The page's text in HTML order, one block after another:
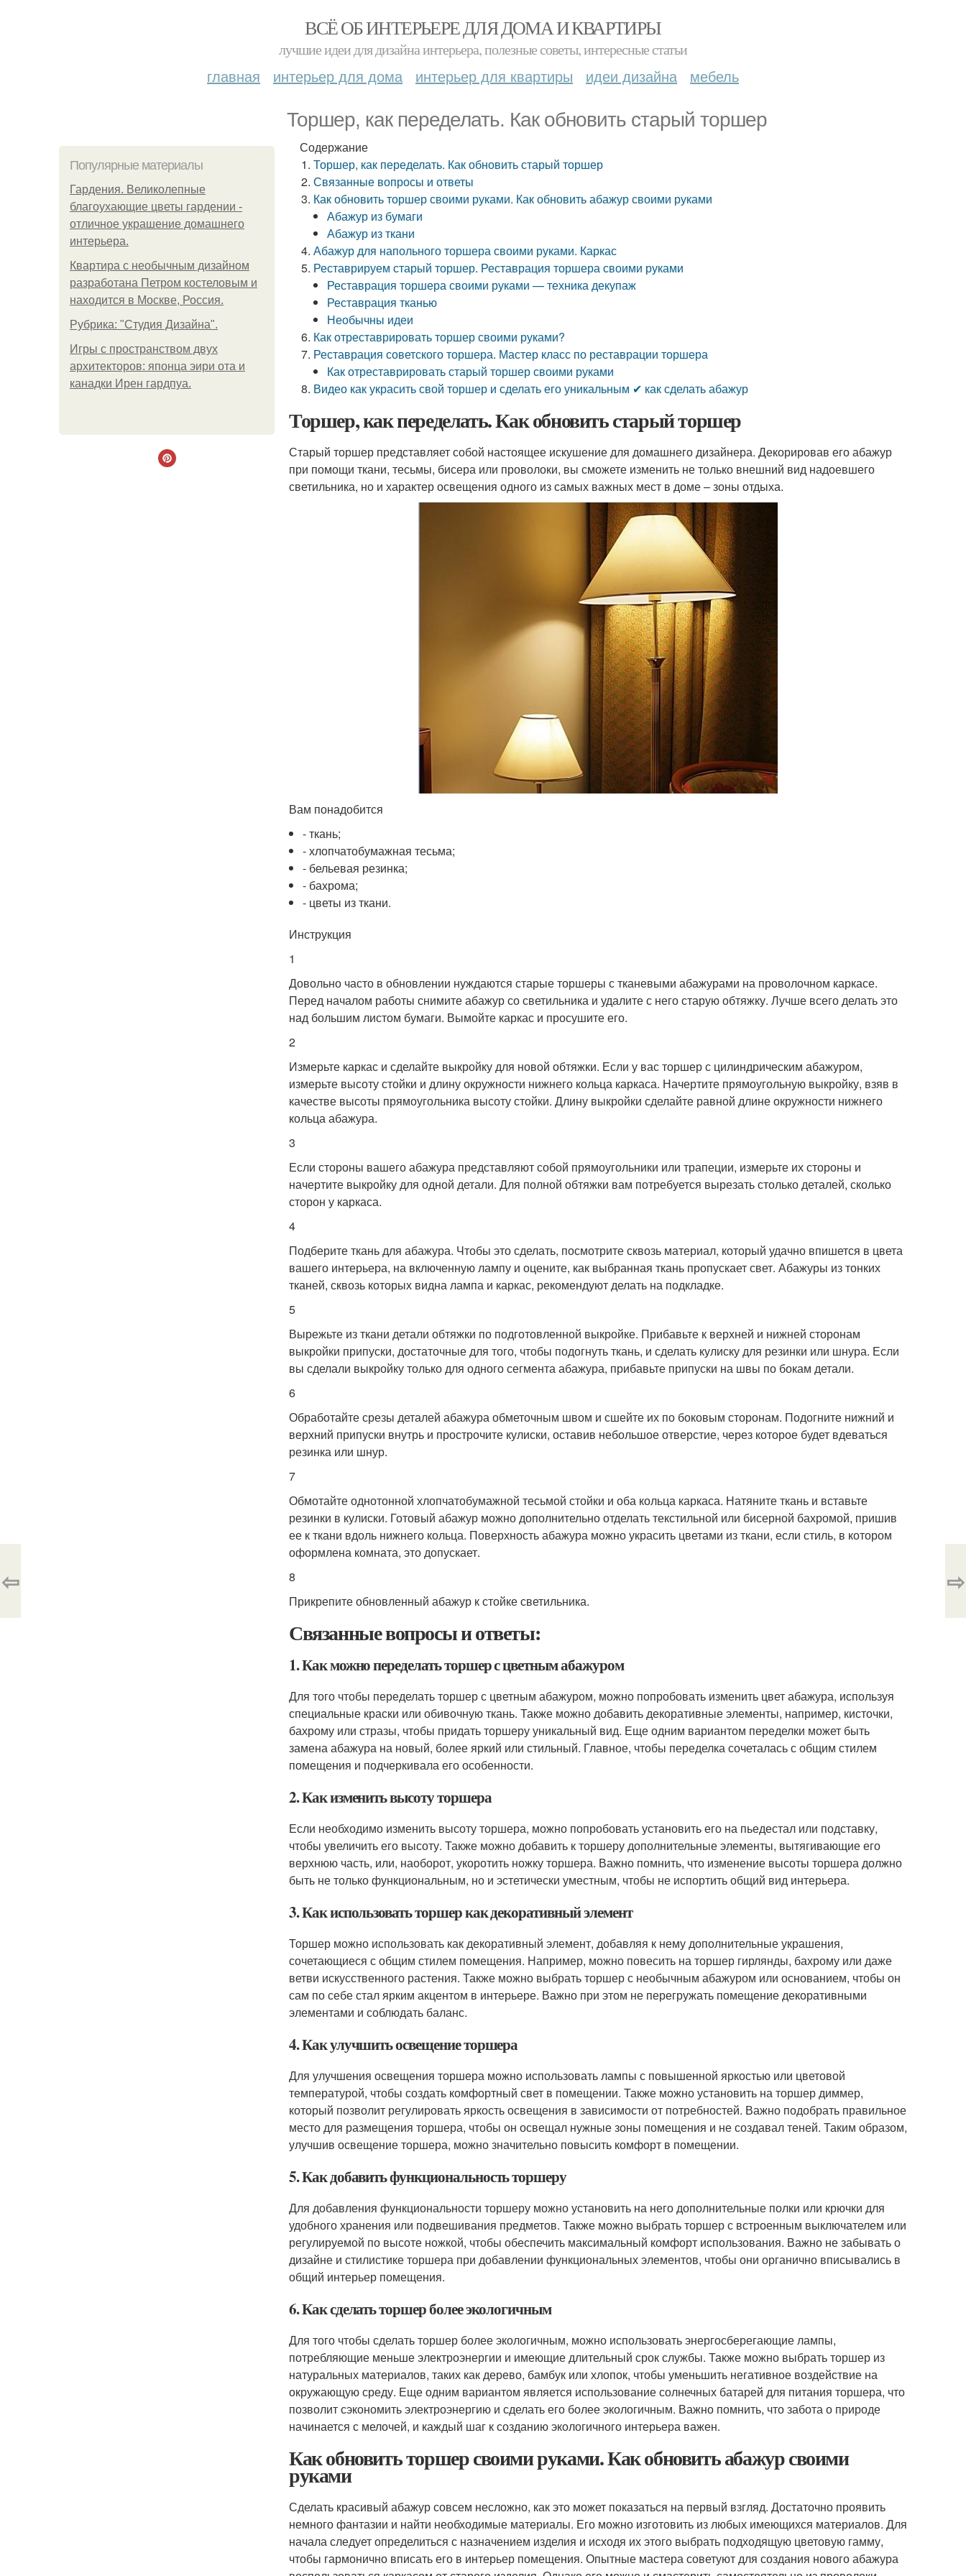
ВСЁ ОБ ИНТЕРЬЕРЕ ДЛЯ ДОМА И КВАРТИРЫ
лучшие идеи для дизайна интерьера, полезные советы, интересные статьи
главная интерьер для дома интерьер для квартиры идеи дизайна мебель
Торшер, как переделать. Как обновить старый торшер
Популярные материалы
Гардения. Великолепные
благоухающие цветы гардении -
отличное украшение домашнего
интерьера.
Квартира с необычным дизайном
разработана Петром костеловым и
находится в Москве, Россия.
Рубрика: "Студия Дизайна".
Игры с пространством двух
архитекторов: японца эири ота и
канадки Ирен гардпуа.
Содержание
Торшер, как переделать. Как обновить старый торшер
Связанные вопросы и ответы
Как обновить торшер своими руками. Как обновить абажур своими руками
Абажур из бумаги
Абажур из ткани
Абажур для напольного торшера своими руками. Каркас
Реставрируем старый торшер. Реставрация торшера своими руками
Реставрация торшера своими руками — техника декупаж
Реставрация тканью
Необычны идеи
Как отреставрировать торшер своими руками?
Реставрация советского торшера. Мастер класс по реставрации торшера
Как отреставрировать старый торшер своими руками
Видео как украсить свой торшер и сделать его уникальным ✔ как сделать абажур
Торшер, как переделать. Как обновить старый торшер
Старый торшер представляет собой настоящее искушение для домашнего дизайнера. Декорировав его абажур
при помощи ткани, тесьмы, бисера или проволоки, вы сможете изменить не только внешний вид надоевшего
светильника, но и характер освещения одного из самых важных мест в доме – зоны отдыха.
Вам понадобится
- ткань;
- хлопчатобумажная тесьма;
- бельевая резинка;
- бахрома;
- цветы из ткани.
Инструкция
1
Довольно часто в обновлении нуждаются старые торшеры с тканевыми абажурами на проволочном каркасе.
Перед началом работы снимите абажур со светильника и удалите с него старую обтяжку. Лучше всего делать это
над большим листом бумаги. Вымойте каркас и просушите его.
2
Измерьте каркас и сделайте выкройку для новой обтяжки. Если у вас торшер с цилиндрическим абажуром,
измерьте высоту стойки и длину окружности нижнего кольца каркаса. Начертите прямоугольную выкройку, взяв в
качестве высоты прямоугольника высоту стойки. Длину выкройки сделайте равной длине окружности нижнего
кольца абажура.
3
Если стороны вашего абажура представляют собой прямоугольники или трапеции, измерьте их стороны и
начертите выкройку для одной детали. Для полной обтяжки вам потребуется вырезать столько деталей, сколько
сторон у каркаса.
4
Подберите ткань для абажура. Чтобы это сделать, посмотрите сквозь материал, который удачно впишется в цвета
вашего интерьера, на включенную лампу и оцените, как выбранная ткань пропускает свет. Абажуры из тонких
тканей, сквозь которых видна лампа и каркас, рекомендуют делать на подкладке.
5
Вырежьте из ткани детали обтяжки по подготовленной выкройке. Прибавьте к верхней и нижней сторонам
выкройки припуски, достаточные для того, чтобы подогнуть ткань, и сделать кулиску для резинки или шнура. Если
вы сделали выкройку только для одного сегмента абажура, прибавьте припуски на швы по бокам детали.
6
Обработайте срезы деталей абажура обметочным швом и сшейте их по боковым сторонам. Подогните нижний и
верхний припуски внутрь и прострочите кулиски, оставив небольшое отверстие, через которое будет вдеваться
резинка или шнур.
7
Обмотайте однотонной хлопчатобумажной тесьмой стойки и оба кольца каркаса. Натяните ткань и вставьте
резинки в кулиски. Готовый абажур можно дополнительно отделать текстильной или бисерной бахромой, пришив
ее к ткани вдоль нижнего кольца. Поверхность абажура можно украсить цветами из ткани, если стиль, в котором
оформлена комната, это допускает.
8
Прикрепите обновленный абажур к стойке светильника.
Связанные вопросы и ответы:
1. Как можно переделать торшер с цветным абажуром
Для того чтобы переделать торшер с цветным абажуром, можно попробовать изменить цвет абажура, используя
специальные краски или обивочную ткань. Также можно добавить декоративные элементы, например, кисточки,
бахрому или стразы, чтобы придать торшеру уникальный вид. Еще одним вариантом переделки может быть
замена абажура на новый, более яркий или стильный. Главное, чтобы переделка сочеталась с общим стилем
помещения и подчеркивала его особенности.
2. Как изменить высоту торшера
Если необходимо изменить высоту торшера, можно попробовать установить его на пьедестал или подставку,
чтобы увеличить его высоту. Также можно добавить к торшеру дополнительные элементы, вытягивающие его
верхнюю часть, или, наоборот, укоротить ножку торшера. Важно помнить, что изменение высоты торшера должно
быть не только функциональным, но и эстетически уместным, чтобы не испортить общий вид интерьера.
3. Как использовать торшер как декоративный элемент
Торшер можно использовать как декоративный элемент, добавляя к нему дополнительные украшения,
сочетающиеся с общим стилем помещения. Например, можно повесить на торшер гирлянды, бахрому или даже
ветви искусственного растения. Также можно выбрать торшер с необычным абажуром или основанием, чтобы он
сам по себе стал ярким акцентом в интерьере. Важно при этом не перегружать помещение декоративными
элементами и соблюдать баланс.
4. Как улучшить освещение торшера
Для улучшения освещения торшера можно использовать лампы с повышенной яркостью или цветовой
температурой, чтобы создать комфортный свет в помещении. Также можно установить на торшер диммер,
который позволит регулировать яркость освещения в зависимости от потребностей. Важно подобрать правильное
место для размещения торшера, чтобы он освещал нужные зоны помещения и не создавал теней. Таким образом,
улучшив освещение торшера, можно значительно повысить комфорт в помещении.
5. Как добавить функциональность торшеру
Для добавления функциональности торшеру можно установить на него дополнительные полки или крючки для
удобного хранения или подвешивания предметов. Также можно выбрать торшер с встроенным выключателем или
регулируемой по высоте ножкой, чтобы обеспечить максимальный комфорт использования. Важно не забывать о
дизайне и стилистике торшера при добавлении функциональных элементов, чтобы они органично вписывались в
общий интерьер помещения.
6. Как сделать торшер более экологичным
Для того чтобы сделать торшер более экологичным, можно использовать энергосберегающие лампы,
потребляющие меньше электроэнергии и имеющие длительный срок службы. Также можно выбрать торшер из
натуральных материалов, таких как дерево, бамбук или хлопок, чтобы уменьшить негативное воздействие на
окружающую среду. Еще одним вариантом является использование солнечных батарей для питания торшера, что
позволит сэкономить электроэнергию и сделать его более экологичным. Важно помнить, что забота о природе
начинается с мелочей, и каждый шаг к созданию экологичного интерьера важен.
Как обновить торшер своими руками. Как обновить абажур своими
руками
Сделать красивый абажур совсем несложно, как это может показаться на первый взгляд. Достаточно проявить
немного фантазии и найти необходимые материалы. Его можно изготовить из любых имеющихся материалов. Для
начала следует определиться с назначением изделия и исходя их этого выбрать подходящую цветовую гамму,
чтобы гармонично вписать его в интерьер помещения. Опытные мастера советуют для создания нового абажура
⇦ ⇨